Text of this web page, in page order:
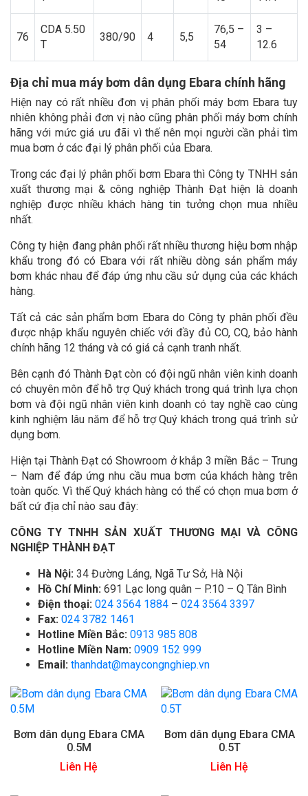
76
CDA 5.50
T
380/90 4 5,5
76,5 –
54
3 –
12.6
Địa chỉ mua máy bơm dân dụng Ebara chính hãng
Hiện nay có rất nhiều đơn vị phân phối máy bơm Ebara tuy
nhiên không phải đơn vị nào cũng phân phối máy bơm chính
hãng với mức giá ưu đãi vì thế nên mọi người cần phải tìm
mua bơm ở các đại lý phân phối của Ebara.
Trong các đại lý phân phối bơm Ebara thì Công ty TNHH sản
xuất thương mại & công nghiệp Thành Đạt hiện là doanh
nghiệp được nhiều khách hàng tin tưởng chọn mua nhiều
nhất.
Công ty hiện đang phân phối rất nhiều thương hiệu bơm nhập
khẩu trong đó có Ebara với rất nhiều dòng sản phẩm máy
bơm khác nhau để đáp ứng nhu cầu sử dụng của các khách
hàng.
Tất cả các sản phẩm bơm Ebara do Công ty phân phối đều
được nhập khẩu nguyên chiếc với đầy đủ CO, CQ, bảo hành
chính hãng 12 tháng và có giá cả cạnh tranh nhất.
Bên cạnh đó Thành Đạt còn có đội ngũ nhân viên kinh doanh
có chuyên môn để hỗ trợ Quý khách trong quá trình lựa chọn
bơm và đội ngũ nhân viên kinh doanh có tay nghề cao cùng
kinh nghiệm lâu năm để hỗ trợ Quý khách trong quá trình sử
dụng bơm.
Hiện tại Thành Đạt có Showroom ở khắp 3 miền Bắc – Trung
– Nam để đáp ứng nhu cầu mua bơm của khách hàng trên
toàn quốc. Vì thế Quý khách hàng có thể có chọn mua bơm ở
bất cứ địa chỉ nào sau đây:
CÔNG TY TNHH SẢN XUẤT THƯƠNG MẠI VÀ CÔNG
NGHIỆP THÀNH ĐẠT
Hà Nội: 34 Đường Láng, Ngã Tư Sở, Hà Nội
Hồ Chí Minh: 691 Lạc long quân – P.10 – Q Tân Bình
Điện thoại: 024 3564 1884 – 024 3564 3397
Fax: 024 3782 1461
Hotline Miền Bắc: 0913 985 808
Hotline Miền Nam: 0909 152 999
Email: thanhdat@maycongnghiep.vn
Bơm dân dụng Ebara CMA
0.5M
Liên Hệ
Bơm dân dụng Ebara CMA
0.5T
Liên Hệ